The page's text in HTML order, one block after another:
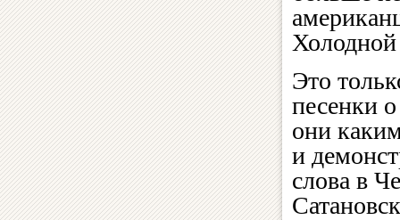
Это
песенки
они
и
слова в